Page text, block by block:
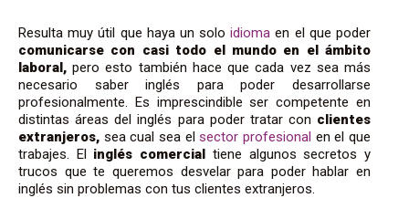
Resulta muy útil que haya un soloidioma en el que poder
comunicarse con casi todo el mundo en el ámbito
laboral, pero esto también hace que cada vez sea más
necesario saber inglés para poder desarrollarse
profesionalmente. Es imprescindible ser competente en
distintas áreas del inglés para poder tratar con clientes
extranjeros, sea cual sea elsector profesional en el que
trabajes. El inglés comercial tiene algunos secretos y
trucos que te queremos desvelar para poder hablar en
inglés sin problemas con tus clientes extranjeros.